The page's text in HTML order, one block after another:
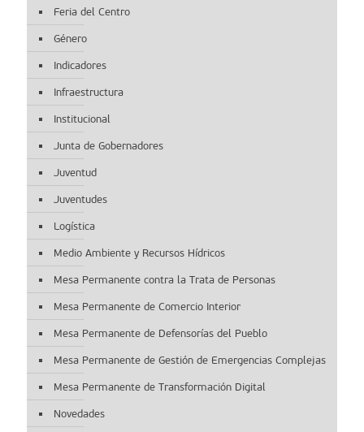
Feria del Centro
Género
Indicadores
Infraestructura
Institucional
Junta de Gobernadores
Juventud
Juventudes
Logística
Medio Ambiente y Recursos Hídricos
Mesa Permanente contra la Trata de Personas
Mesa Permanente de Comercio Interior
Mesa Permanente de Defensorías del Pueblo
Mesa Permanente de Gestión de Emergencias Complejas
Mesa Permanente de Transformación Digital
Novedades